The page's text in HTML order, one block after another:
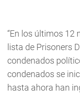
“En los últimos 12
lista de Prisoners
condenados
condenados se
hasta ahora han